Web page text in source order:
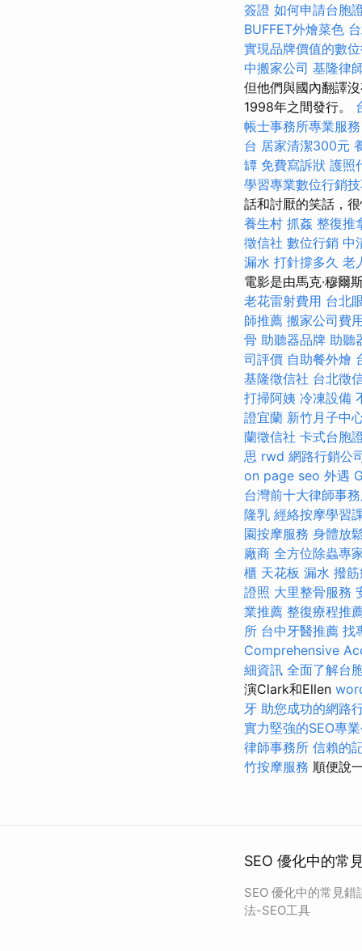
簽證 如何申請台胞
BUFFET外燴菜色
實現品牌價值的數
中搬家公司 基隆律
但他們與國內翻譯
1998年之間發行。
帳士事務所專業服務
台 居家清潔300元
罈 免費寫訴狀 護照
學習專業數位行銷
話和討厭的笑話，
養生村 抓姦 整復推
徵信社 數位行銷 中
漏水 打針撐多久 老
電影是由馬克·穆
老花雷射費用 台北
師推薦 搬家公司費
骨 助聽器品牌 助聽
司評價 自助餐外燴
基隆徵信社 台北徵
打掃阿姨 冷凍設備
證宜蘭 新竹月子中
蘭徵信社 卡式台胞
思 rwd 網路行銷公
on page seo 外遇
台灣前十大律師事
隆乳 經絡按摩學習
園按摩服務 身體放
廠商 全方位除蟲專
櫃 天花板 漏水 撥
證照 大里整骨服務
業推薦 整復療程推
所 台中牙醫推薦 找
Comprehensive
細資訊 全面了解台
演Clark和Ellen
牙 助您成功的網路
實力堅強的SEO專
律師事務所 信賴的
竹按摩服務 順便說
SEO 優化中的常
SEO 優化中的常見錯
法-SEO工具